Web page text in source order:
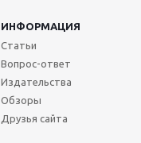
ИНФОРМАЦИЯ
Статьи
Вопрос-ответ
Издательства
Обзоры
Друзья сайта